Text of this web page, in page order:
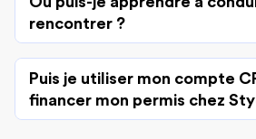
rencontrer ?
Puis je utiliser mon compte
financer mon permis chez